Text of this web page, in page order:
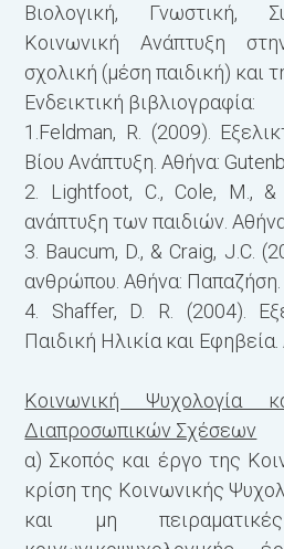
Βιολογική, Γνωστική,
Κοινωνική Ανάπτυξη
σχολική (μέση παιδική) και
Ενδεικτική βιβλιογραφία:
1.Feldman, R. (2009).
Βίου Ανάπτυξη. Αθήνα:
2. Lightfoot, C., Cole, M.,
ανάπτυξη των παιδιών.
3. Baucum, D., & Craig, J.C.
ανθρώπου. Αθήνα: Παπαζήση.
4. Shaffer, D. R. (2004).
Παιδική Ηλικία και
Κοινωνική Ψυχολογία
Διαπροσωπικών Σχέσεων
α) Σκοπός και έργο της
κρίση της Κοινωνικής
και μη